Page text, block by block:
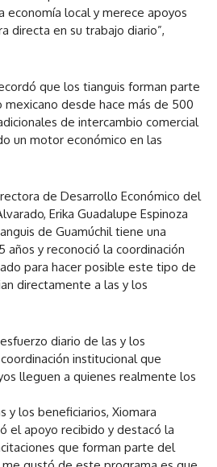
local y merece apoyos
directa en su trabajo diario”,
que los tianguis forman parte
desde hace más de 500
de intercambio comercial
un motor económico en las
de Desarrollo Económico del
Erika Guadalupe Espinoza
de Guamúchil tiene una
años y reconoció la coordinación
para hacer posible este tipo de
directamente a las y los
diario de las y los
institucional que
lleguen a quienes realmente los
y los beneficiarios, Xiomara
el apoyo recibido y destacó la
que forman parte del